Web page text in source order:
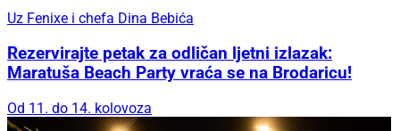
Uz Fenixe i chefa Dina Bebića
Rezervirajte petak za odličan ljetni izlazak:
Maratuša Beach Party vraća se na Brodaricu!
Od 11. do 14. kolovoza